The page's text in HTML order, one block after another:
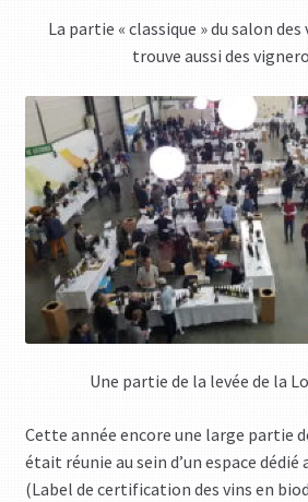
La partie « classique » du salon des
trouve aussi des
Une partie de la levée de la
Cette année encore une large partie
était réunie au sein d’un espace
(Label de certification des vins en